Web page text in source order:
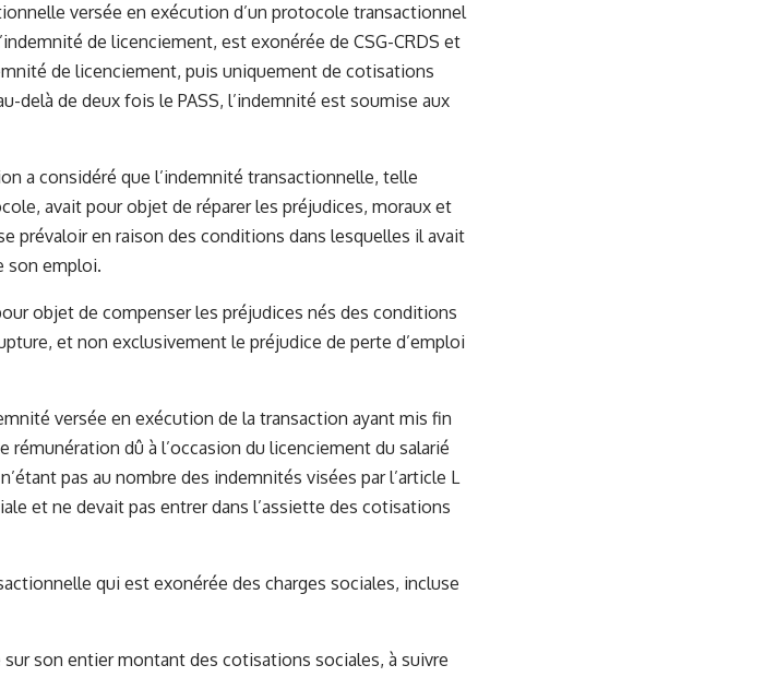
versée en exécution d’un protocole transactionnel
de licenciement, est exonérée de CSG-CRDS et
de licenciement, puis uniquement de cotisations
delà de deux fois le PASS, l’indemnité est soumise aux
a considéré que l’indemnité transactionnelle, telle
avait pour objet de réparer les préjudices, moraux et
prévaloir en raison des conditions dans lesquelles il avait
son emploi.
objet de compenser les préjudices nés des conditions
et non exclusivement le préjudice de perte d’emploi
versée en exécution de la transaction ayant mis fin
dû à l’occasion du licenciement du salarié
pas au nombre des indemnités visées par l’article L
et ne devait pas entrer dans l’assiette des cotisations
qui est exonérée des charges sociales, incluse
son entier montant des cotisations sociales, à suivre